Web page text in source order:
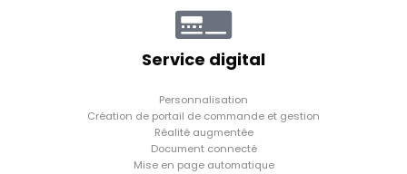
Service digital
Personnalisation
Création de portail de commande et gestion
Réalité augmentée
Document connecté
Mise en page automatique